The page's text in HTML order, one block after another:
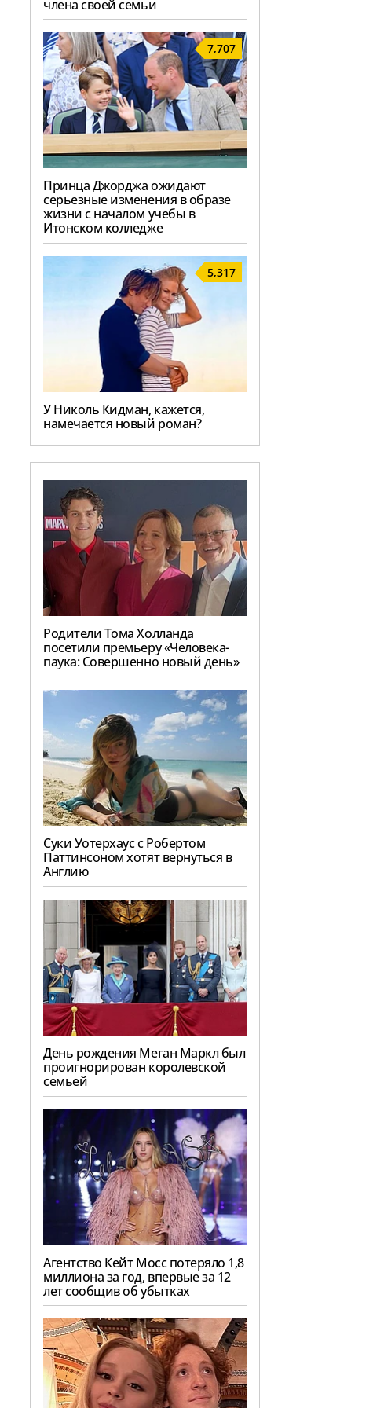
члена своей семьи
7,707
Принца Джорджа ожидают
серьезные изменения в образе
жизни с началом учебы в
Итонском колледже
5,317
У Николь Кидман, кажется,
намечается новый роман?
Родители Тома Холланда
посетили премьеру «Человека-
паука: Совершенно новый день»
Суки Уотерхаус с Робертом
Паттинсоном хотят вернуться в
Англию
День рождения Меган Маркл был
проигнорирован королевской
семьей
Агентство Кейт Мосс потеряло 1,8
миллиона за год, впервые за 12
лет сообщив об убытках